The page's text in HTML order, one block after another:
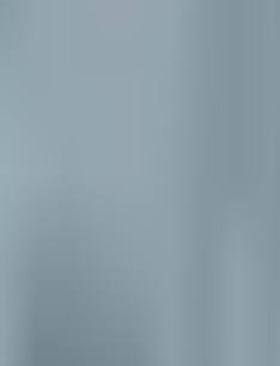
государственных органов и
бухгалтерского учета